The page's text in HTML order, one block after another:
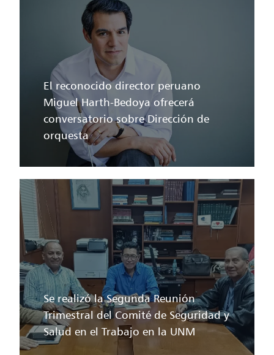
El reconocido director peruano
Miguel Harth-Bedoya ofrecerá
conversatorio sobre Dirección de
orquesta
Se realizó la Segunda Reunión
Trimestral del Comité de Seguridad y
Salud en el Trabajo en la UNM